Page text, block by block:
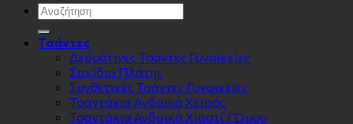
Αναζήτηση
για:
Τσάντες
Δερμάτινες Τσάντες Γυναικείες
Σακίδια Πλάτης
Συνθετικές Τσάντες Γυναικείες
Τσαντάκια Ανδρικά Χειρός
Τσαντάκια Ανδρικά Χιαστί / Ώμου